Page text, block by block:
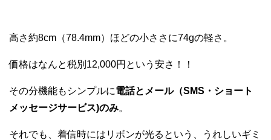
高さ約8cm（78.4mm）ほどの小ささに74gの軽さ。
価格はなんと税別12,000円という安さ！！
その分機能もシンプルに電話とメール（SMS・ショート
メッセージサービス)のみ。
それでも、着信時にはリボンが光るという、うれしいギミ